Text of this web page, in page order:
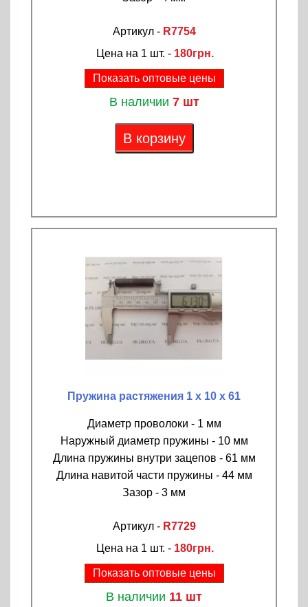
Артикул - R7754
Цена на 1 шт. - 180грн.
Показать оптовые цены
В наличии 7 шт
В корзину
Пружина растяжения 1 х 10 х 61
Диаметр проволоки - 1 мм
Наружный диаметр пружины - 10 мм
Длина пружины внутри зацепов - 61 мм
Длина навитой части пружины - 44 мм
Зазор - 3 мм
Артикул - R7729
Цена на 1 шт. - 180грн.
Показать оптовые цены
В наличии 11 шт